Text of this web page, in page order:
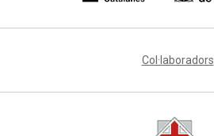
Col·laboradors